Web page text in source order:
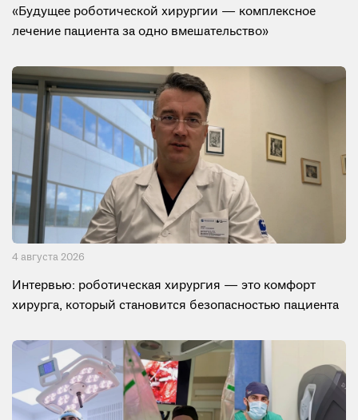
«Будущее роботической хирургии — комплексное
лечение пациента за одно вмешательство»
4 августа 2026
Интервью: роботическая хирургия — это комфорт
хирурга, который становится безопасностью пациента